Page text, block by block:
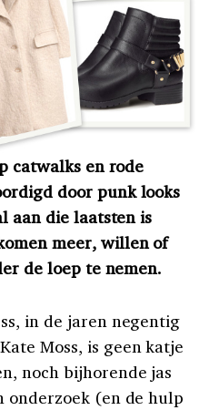
catwalks en rode
door punk looks
aan die laatsten is
meer, willen of
de loep te nemen.
in de jaren negentig
Moss, is geen katje
noch bijhorende jas
onderzoek (en de hulp